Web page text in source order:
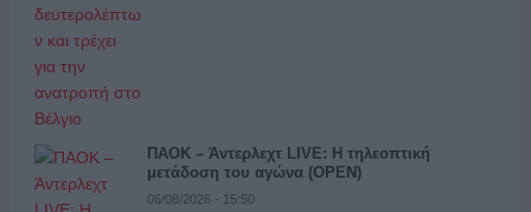
ΠΑΟΚ – Άντερλεχτ LIVE: Η τηλεοπτική
μετάδοση του αγώνα (OPEN)
06/08/2026 - 15:50